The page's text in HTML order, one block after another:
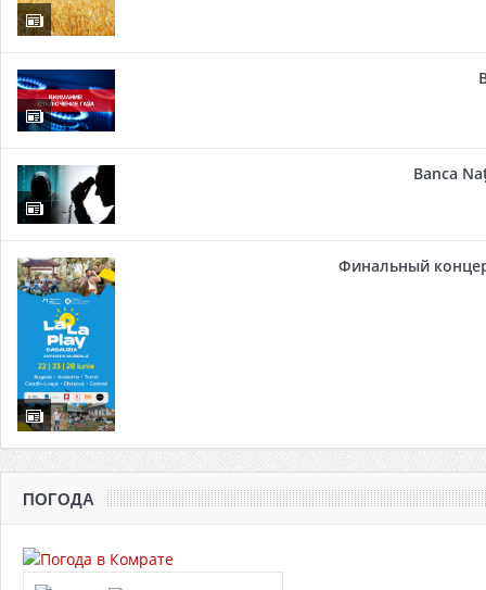
Banca
Финальный
ПОГОДА